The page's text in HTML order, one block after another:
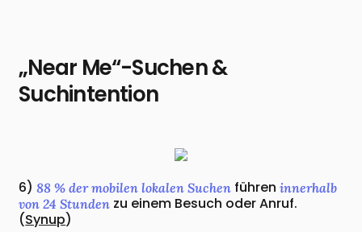
„Near Me“-Suchen &
Suchintention
6) 88 % der mobilen lokalen Suchen führeninnerhalb
von 24 Stunden zu einem Besuch oder Anruf.
(Synup)